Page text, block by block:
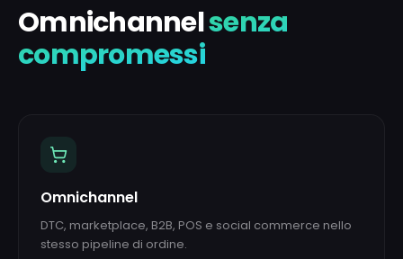
Omnichannelsenza
compromessi
Omnichannel
DTC, marketplace, B2B, POS e social commerce nello
stesso pipeline di ordine.